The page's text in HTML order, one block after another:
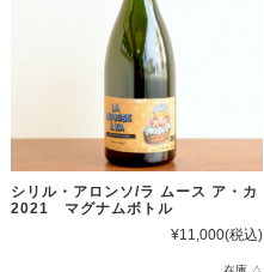
シリル・アロンソ/ラ ムース ア・カ
2021 マグナムボトル
¥11,000(税込)